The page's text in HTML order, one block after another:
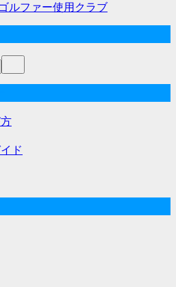
ルファー使用クラブ
ド